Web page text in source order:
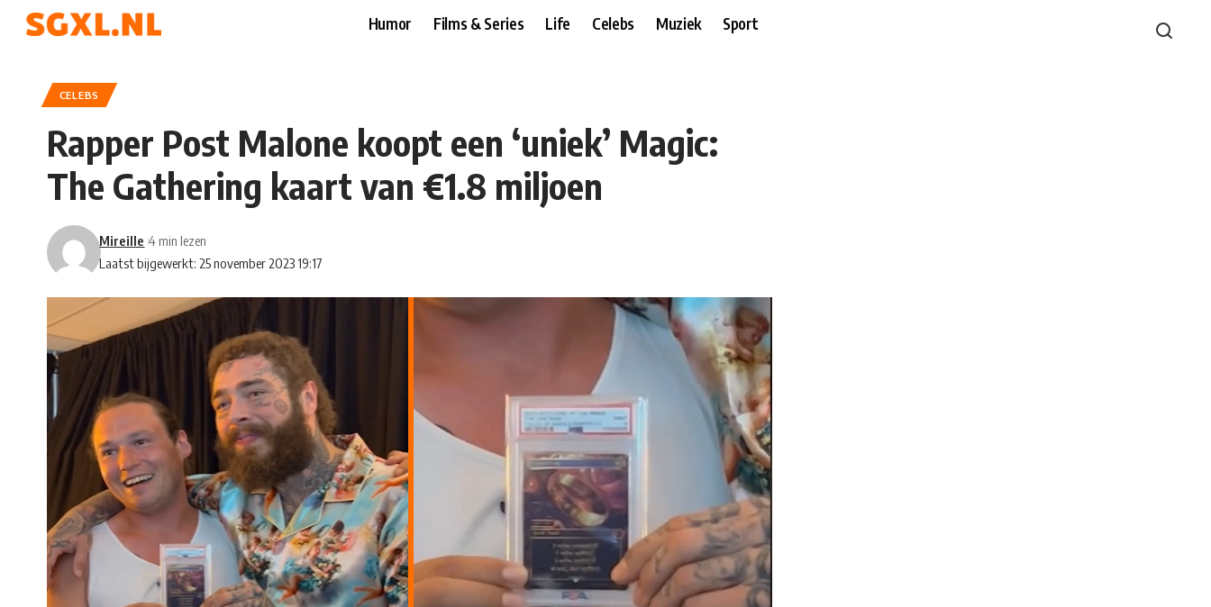
Humor Films & Series Life Celebs Muziek Sport
CELEBS
Rapper Post Malone koopt een ‘uniek’ Magic:
The Gathering kaart van €1.8 miljoen
Laatst bijgewerkt: 25 november 2023 19:17
Mireille 4 min lezen